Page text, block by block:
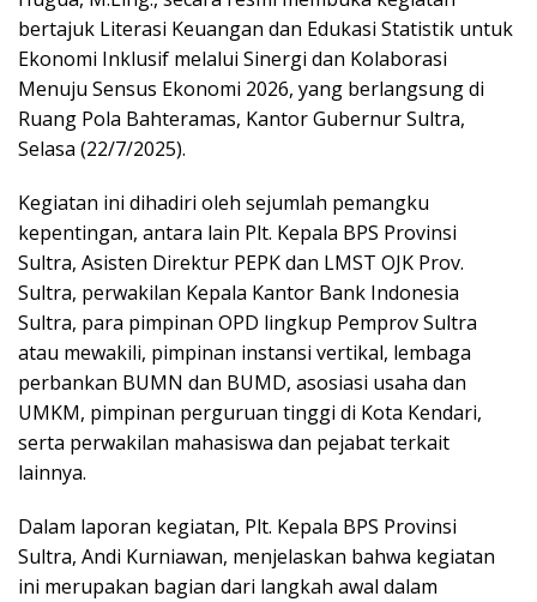
bertajuk Literasi Keuangan dan Edukasi Statistik untuk
Ekonomi Inklusif melalui Sinergi dan Kolaborasi
Menuju Sensus Ekonomi 2026, yang berlangsung di
Ruang Pola Bahteramas, Kantor Gubernur Sultra,
Selasa (22/7/2025).
Kegiatan ini dihadiri oleh sejumlah pemangku
kepentingan, antara lain Plt. Kepala BPS Provinsi
Sultra, Asisten Direktur PEPK dan LMST OJK Prov.
Sultra, perwakilan Kepala Kantor Bank Indonesia
Sultra, para pimpinan OPD lingkup Pemprov Sultra
atau mewakili, pimpinan instansi vertikal, lembaga
perbankan BUMN dan BUMD, asosiasi usaha dan
UMKM, pimpinan perguruan tinggi di Kota Kendari,
serta perwakilan mahasiswa dan pejabat terkait
lainnya.
Dalam laporan kegiatan, Plt. Kepala BPS Provinsi
Sultra, Andi Kurniawan, menjelaskan bahwa kegiatan
ini merupakan bagian dari langkah awal dalam